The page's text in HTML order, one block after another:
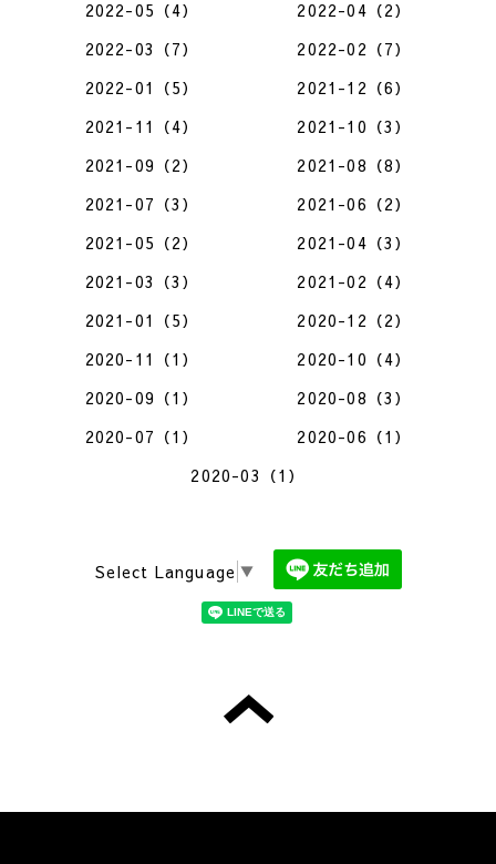
2022-05（4）
2022-04（2）
2022-03（7）
2022-02（7）
2022-01（5）
2021-12（6）
2021-11（4）
2021-10（3）
2021-09（2）
2021-08（8）
2021-07（3）
2021-06（2）
2021-05（2）
2021-04（3）
2021-03（3）
2021-02（4）
2021-01（5）
2020-12（2）
2020-11（1）
2020-10（4）
2020-09（1）
2020-08（3）
2020-07（1）
2020-06（1）
2020-03（1）
Select Language ▼